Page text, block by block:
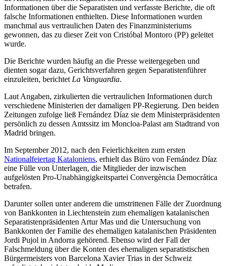
Informationen über die Separatisten und verfasste Berichte, die oft
falsche Informationen enthielten. Diese Informationen wurden
manchmal aus vertraulichen Daten des Finanzministeriums
gewonnen, das zu dieser Zeit von Cristóbal Montoro (PP) geleitet
wurde.
Die Berichte wurden häufig an die Presse weitergegeben und
dienten sogar dazu, Gerichtsverfahren gegen Separatistenführer
einzuleiten, berichtet La Vanguardia.
Laut Angaben, zirkulierten die vertraulichen Informationen durch
verschiedene Ministerien der damaligen PP-Regierung. Den beiden
Zeitungen zufolge ließ Fernández Díaz sie dem Ministerpräsidenten
persönlich zu dessen Amtssitz im Moncloa-Palast am Stadtrand von
Madrid bringen.
Im September 2012, nach den Feierlichkeiten zum ersten
Nationalfeiertag Kataloniens, erhielt das Büro von Fernández Díaz
eine Fülle von Unterlagen, die Mitglieder der inzwischen
aufgelösten Pro-Unabhängigkeitspartei Convergència Democrática
betrafen.
Darunter sollen unter anderem die umstrittenen Fälle der Zuordnung
von Bankkonten in Liechtenstein zum ehemaligen katalanischen
Separatistenpräsidenten Artur Mas und die Untersuchung von
Bankkonten der Familie des ehemaligen katalanischen Präsidenten
Jordi Pujol in Andorra gehörend. Ebenso wird der Fall der
Falschmeldung über die Konten des ehemaligen separatistischen
Bürgermeisters von Barcelona Xavier Trias in der Schweiz